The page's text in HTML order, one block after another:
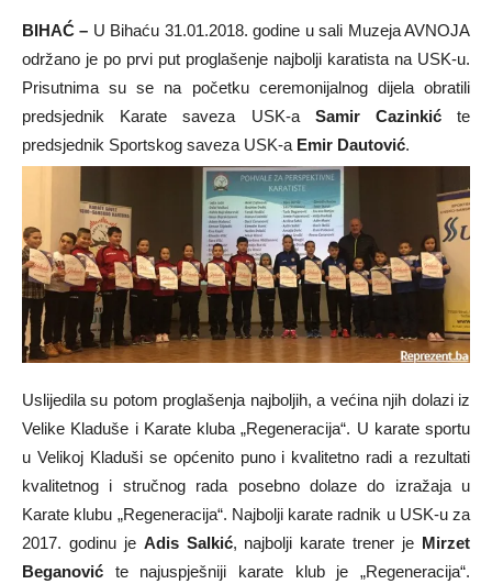
BIHAĆ – U Bihaću 31.01.2018. godine u sali Muzeja AVNOJA
održano je po prvi put proglašenje najbolji karatista na USK-u.
Prisutnima su se na početku ceremonijalnog dijela obratili
predsjednik Karate saveza USK-a Samir Cazinkićte
predsjednik Sportskog saveza USK-a Emir Dautović.
Uslijedila su potom proglašenja najboljih, a većina njih dolazi iz
Velike Kladuše i Karate kluba „Regeneracija“. U karate sportu
u Velikoj Kladuši se općenito puno i kvalitetno radi a rezultati
kvalitetnog i stručnog rada posebno dolaze do izražaja u
Karate klubu „Regeneracija“. Najbolji karate radnik u USK-u za
2017. godinu je Adis Salkić, najbolji karate trener je Mirzet
Beganović te najuspješniji karate klub je „Regeneracija“.